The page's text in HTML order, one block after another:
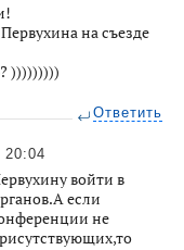
на съезде
)))))))))
Ответить
20:04
войти в
если
не